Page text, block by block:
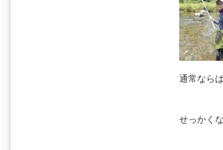
通常なら
せっかく